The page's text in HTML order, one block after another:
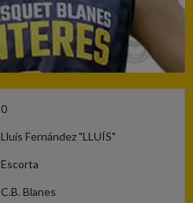
0
Lluís Fernández "LLUÍS"
Escorta
C.B. Blanes